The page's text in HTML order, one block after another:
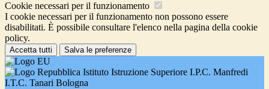
Cookie necessari per il funzionamento
I cookie necessari per il funzionamento non possono essere
disabilitati. È possibile consultare l'elenco nella pagina della cookie
policy.
Accetta tutti Salva le preferenze
Istituto Istruzione Superiore I.P.C. Manfredi
I.T.C. Tanari Bologna